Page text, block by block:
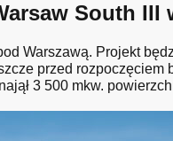
South III
Warszawą. Projekt
przed rozpoczęciem
3 500 mkw.